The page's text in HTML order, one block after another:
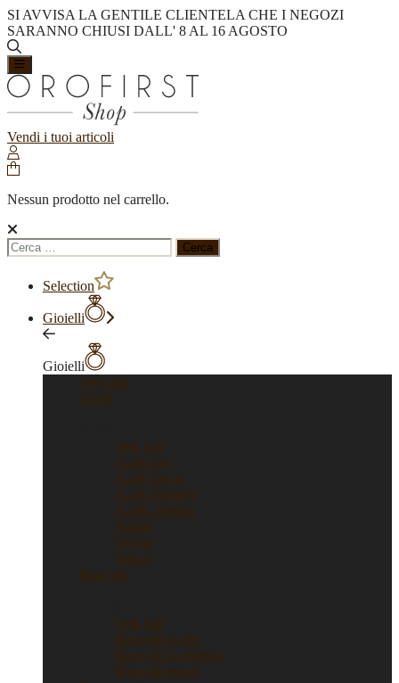
SI AVVISA LA GENTILE CLIENTELA CHE I NEGOZI
SARANNO CHIUSI DALL' 8 AL 16 AGOSTO
Vendi i tuoi articoli
Nessun prodotto nel carrello.
Ricerca
per:
Selection
Gioielli
Gioielli
Vedi tutti
Anelli
Vedi tutti
Anelli oro
Anelli fascia
Anelli Eternity
Anelli argento
Solitari
Verette
Trilogy
Bracciali
Vedi tutti
Bracciali in oro
Bracciali in argento
Bracciali tennis